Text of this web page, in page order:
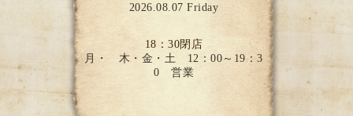
2026.08.07 Friday
18：30閉店
月・ 木・金・土 12：00～19：3
0 営業